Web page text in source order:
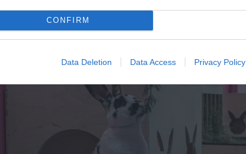
CONFIRM
Data Deletion Data Access Privacy Policy